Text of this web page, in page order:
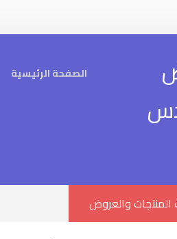
الصفحة الرئيسية
المنتجات والعروض